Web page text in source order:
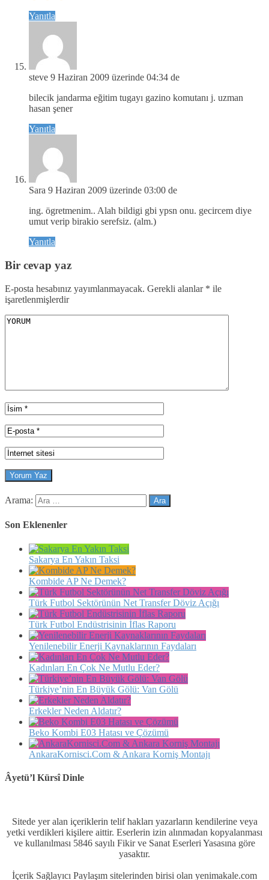
Yanıtla
steve 9 Haziran 2009 üzerinde 04:34 de
bilecik jandarma eğitim tugayı gazino komutanı j. uzman
hasan şener
Yanıtla
Sara 9 Haziran 2009 üzerinde 03:00 de
ing. ögretmenim.. Alah bildigi gbi ypsn onu. gecircem diye
umut verip birakio serefsiz. (alm.)
Yanıtla
Bir cevap yaz
E-posta hesabınız yayımlanmayacak. Gerekli alanlar * ile
işaretlenmişlerdir
Arama:
Son Eklenenler
Sakarya En Yakın Taksi
Kombide AP Ne Demek?
Türk Futbol Sektörünün Net Transfer Döviz Açığı
Türk Futbol Endüstrisinin İflas Raporu
Yenilenebilir Enerji Kaynaklarının Faydaları
Kadınları En Çok Ne Mutlu Eder?
Türkiye’nin En Büyük Gölü: Van Gölü
Erkekler Neden Aldatır?
Beko Kombi E03 Hatası ve Çözümü
AnkaraKornisci.Com & Ankara Korniş Montajı
Âyetü’l Kürsî Dinle
Sitede yer alan içeriklerin telif hakları yazarların kendilerine veya
yetki verdikleri kişilere aittir. Eserlerin izin alınmadan kopyalanması
ve kullanılması 5846 sayılı Fikir ve Sanat Eserleri Yasasına göre
yasaktır.
İçerik Sağlayıcı Paylaşım sitelerinden birisi olan yenimakale.com